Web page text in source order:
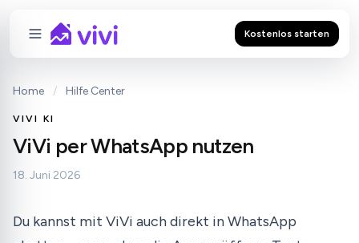
Kostenlos starten
Home / Hilfe Center
VIVI KI
ViVi per WhatsApp nutzen
18. Juni 2026
Du kannst mit ViVi auch direkt in WhatsApp